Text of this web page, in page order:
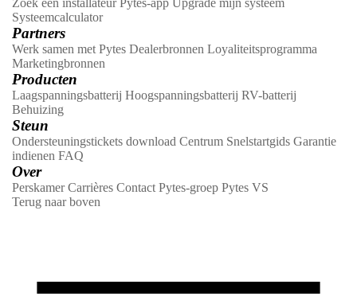
Systeemcalculator
Partners
Werk samen met Pytes Dealerbronnen Loyaliteitsprogramma
Marketingbronnen
Producten
Laagspanningsbatterij Hoogspanningsbatterij RV-batterij
Behuizing
Steun
Ondersteuningstickets download Centrum Snelstartgids Garantie
indienen FAQ
Over
Perskamer Carrières Contact Pytes-groep Pytes VS
Terug naar boven